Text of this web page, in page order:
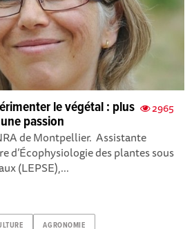
2965
le végétal : plus
passion
de Montpellier. Assistante
d’Écophysiologie des plantes sous
(LEPSE),...
AGRONOMIE